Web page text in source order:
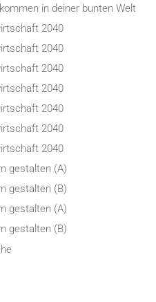
in deiner bunten Welt
2040
2040
2040
2040
2040
2040
2040
gestalten (A)
gestalten (B)
gestalten (A)
gestalten (B)